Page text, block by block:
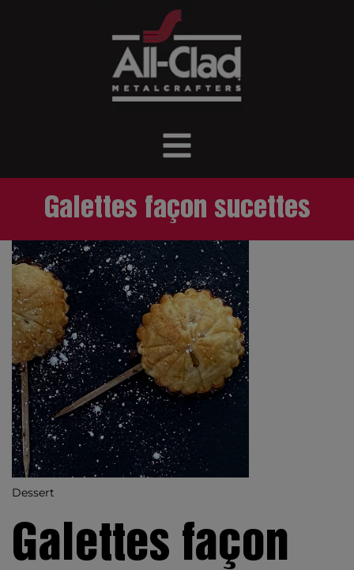
Galettes façon sucettes
Dessert
Galettes façon